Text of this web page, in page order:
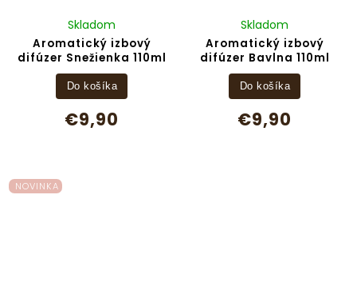
Aromatický izbový
difúzer Snežienka 110ml
Skladom
€9,90
Do košíka
Aromatický izbový
difúzer Bavlna 110ml
Skladom
€9,90
Do košíka
NOVINKA